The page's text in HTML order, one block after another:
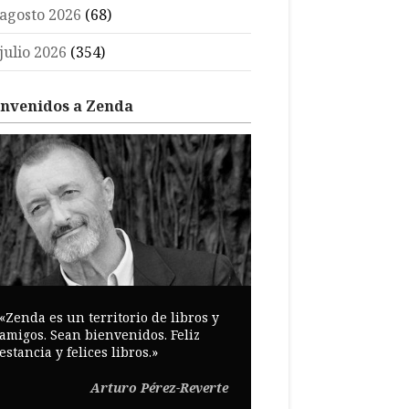
2026 (68)
2026 (354)
a Zenda
es un territorio de libros y
Sean bienvenidos. Feliz
y felices libros.»
Arturo Pérez-Reverte